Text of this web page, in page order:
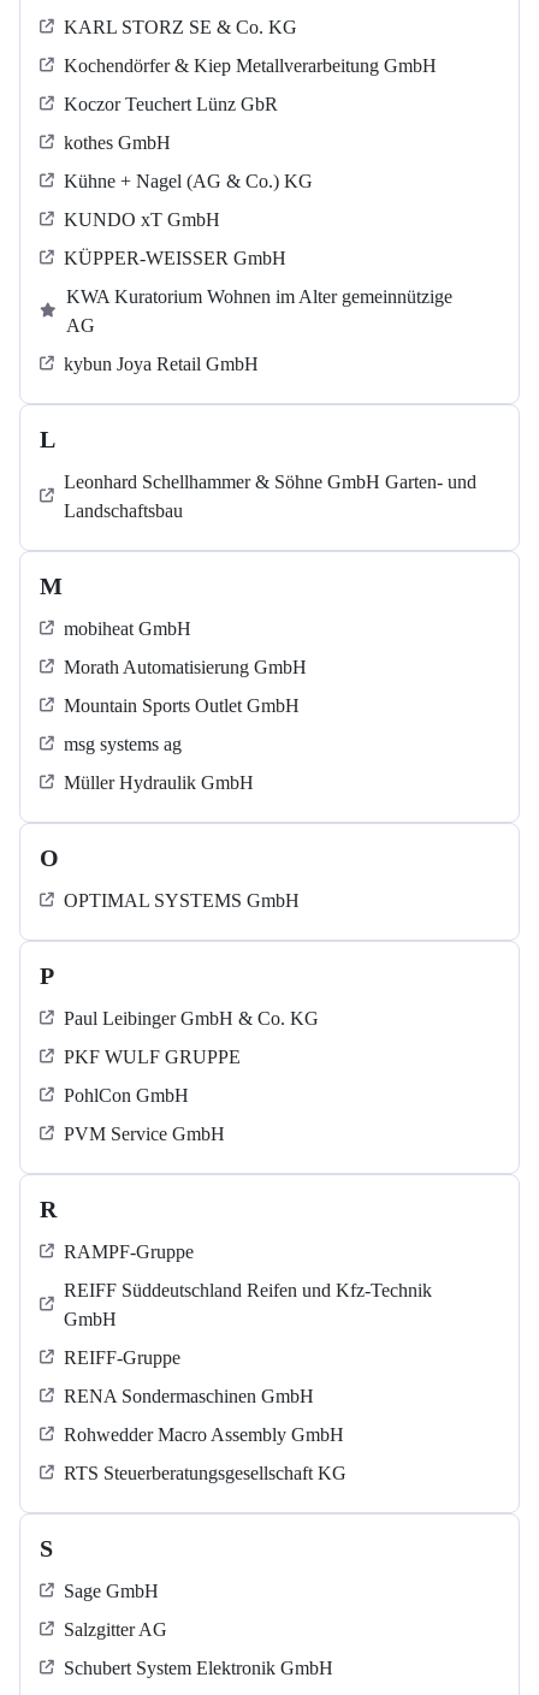
KARL STORZ SE & Co. KG
Kochendörfer & Kiep Metallverarbeitung GmbH
Koczor Teuchert Lünz GbR
kothes GmbH
Kühne + Nagel (AG & Co.) KG
KUNDO xT GmbH
KÜPPER-WEISSER GmbH
KWA Kuratorium Wohnen im Alter gemeinnützige
AG
kybun Joya Retail GmbH
L
Leonhard Schellhammer & Söhne GmbH Garten- und
Landschaftsbau
M
mobiheat GmbH
Morath Automatisierung GmbH
Mountain Sports Outlet GmbH
msg systems ag
Müller Hydraulik GmbH
O
OPTIMAL SYSTEMS GmbH
P
Paul Leibinger GmbH & Co. KG
PKF WULF GRUPPE
PohlCon GmbH
PVM Service GmbH
R
RAMPF-Gruppe
REIFF Süddeutschland Reifen und Kfz-Technik
GmbH
REIFF-Gruppe
RENA Sondermaschinen GmbH
Rohwedder Macro Assembly GmbH
RTS Steuerberatungsgesellschaft KG
S
Sage GmbH
Salzgitter AG
Schubert System Elektronik GmbH